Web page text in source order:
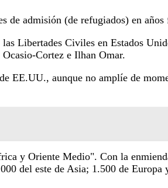
de admisión (de refugiados) en años
Libertades Civiles en Estados
Cortez e Ilhan Omar.
EE.UU., aunque no amplíe de
y Oriente Medio". Con la
del este de Asia; 1.500 de Europa